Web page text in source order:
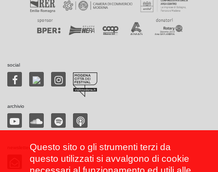
social
archivio
Questo sito o gli strumenti terzi da
questo utilizzati si avvalgono di cookie